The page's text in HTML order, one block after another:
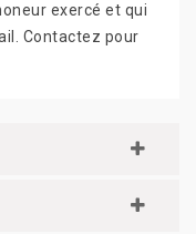
exercé et qui
Contactez pour